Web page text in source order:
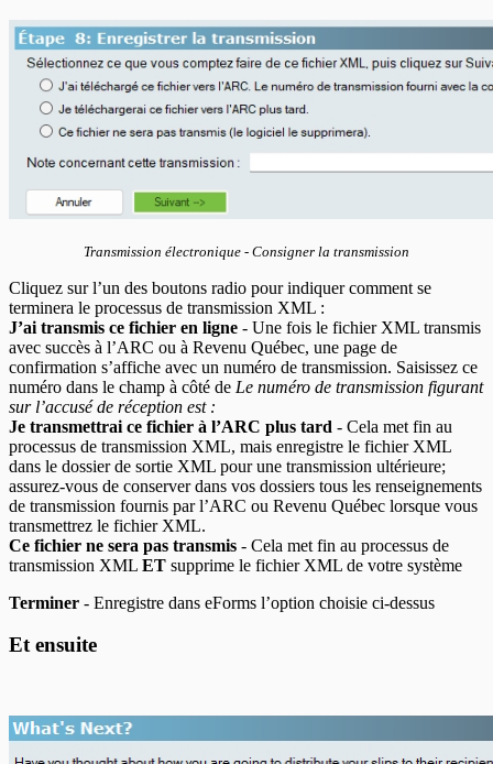
Transmission électronique - Consigner la transmission
Cliquez sur l’un des boutons radio pour indiquer comment se
terminera le processus de transmission XML :
J’ai transmis ce fichier en ligne - Une fois le fichier XML transmis
avec succès à l’ARC ou à Revenu Québec, une page de
confirmation s’affiche avec un numéro de transmission. Saisissez ce
numéro dans le champ à côté de Le numéro de transmission figurant
sur l’accusé de réception est :
Je transmettrai ce fichier à l’ARC plus tard - Cela met fin au
processus de transmission XML, mais enregistre le fichier XML
dans le dossier de sortie XML pour une transmission ultérieure;
assurez-vous de conserver dans vos dossiers tous les renseignements
de transmission fournis par l’ARC ou Revenu Québec lorsque vous
transmettrez le fichier XML.
Ce fichier ne sera pas transmis - Cela met fin au processus de
transmission XML ET supprime le fichier XML de votre système
Terminer - Enregistre dans eForms l’option choisie ci-dessus
Et ensuite